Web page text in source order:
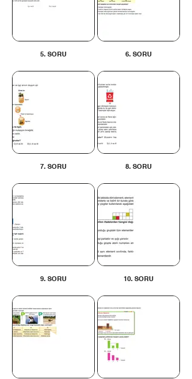
5. SORU 6. SORU
7. SORU 8. SORU
9. SORU 10. SORU